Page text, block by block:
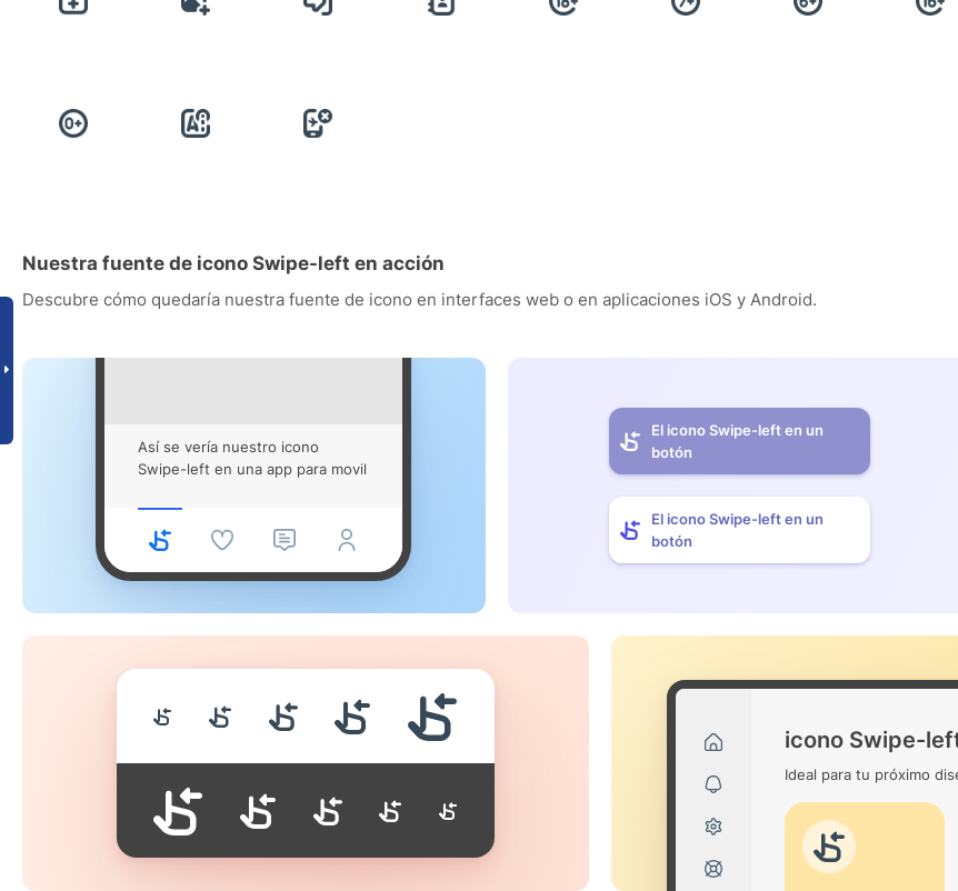
Nuestra fuente de icono Swipe-left en acción
Descubre cómo quedaría nuestra fuente de icono en interfaces web o en aplicaciones iOS y Android.
Así se vería nuestro icono
Swipe-left en una app para movil
El icono Swipe-left en un
botón
El icono Swipe-left en un
botón
icono Swipe-
Ideal para tu próximo